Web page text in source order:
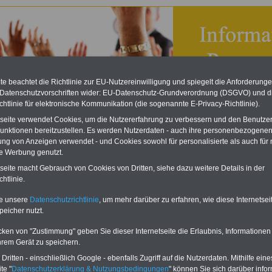
Personalvertretungsgesetz (SächsPersVG): § 59
und passives Wahlrecht
ÖD neu aufgelegt
Oktober 2025 neu aufgelegt. Mit
allen Entgelttabellen für
sowie den
Auszubildendenvergütungen,
beachtet die Richtlinie zur EU-Nutzereinwilligung und spiegelt die
wider: EU-Datenschutz-Grundverordnung (DSGVO) und
für elektronische Kommunikation (die sogenannte E-Privacy-Richtlinie).
verwendet Cookies, um die Nutzererfahrung zu verbessern und den
bereitzustellen. Es werden Nutzerdaten - auch ihre
von Anzeigen verwendet - und Cookies sowohl für personalisierte als auch für
Werbung genutzt.
macht Gebrauch von Cookies von Dritten, siehe dazu weitere Details in der
unsere Datenschutzrichtlinie, um mehr darüber zu erfahren, wie diese
nutzt.
von "Zustimmung" geben Sie dieser Internetseite die Erlaubnis,
Gerät zu speichern.
- einschließlich Google - ebenfalls Zugriff auf die Nutzerdaten. Mithilfe
"Datenschutzerklärung & Nutzungsbedingungen" können Sie sich darüber